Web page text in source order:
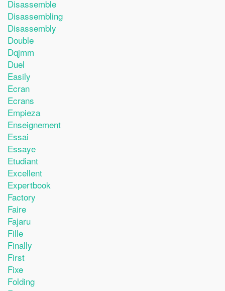
Disassemble
Disassembling
Disassembly
Double
Dqjmm
Duel
Easily
Ecran
Ecrans
Empieza
Enseignement
Essai
Essaye
Etudiant
Excellent
Expertbook
Factory
Faire
Fajaru
Fille
Finally
First
Fixe
Folding